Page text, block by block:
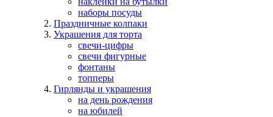
наборы посуды
Праздничные колпаки
Украшения для торта
свечи-цифры
свечи фигурные
фонтаны
топперы
Гирлянды и украшения
на день рождения
на юбилей